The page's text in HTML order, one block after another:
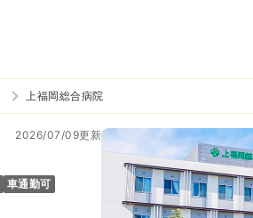
上福岡総合病院
2026/07/09更新
車通勤可